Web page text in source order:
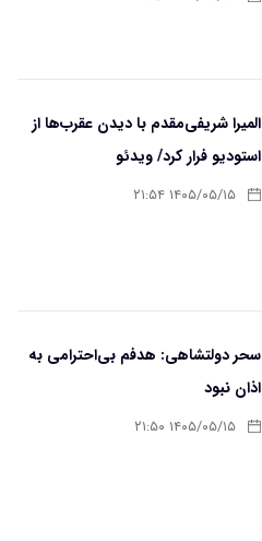
المیرا شریفی‌مقدم با دیدن عقرب‌ها از
استودیو فرار کرد/ ویدئو
۱۴۰۵/۰۵/۱۵ ۲۱:۵۴
سحر دولتشاهی: هدفم بی‌احترامی به
اذان نبود
۱۴۰۵/۰۵/۱۵ ۲۱:۵۰